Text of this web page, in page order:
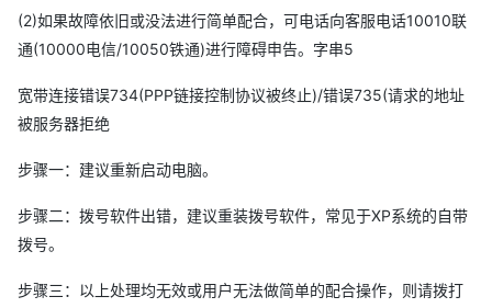
(2)如果故障依旧或没法进行简单配合，可电话向客服电话10010联
通(10000电信/10050铁通)进行障碍申告。字串5
宽带连接错误734(PPP链接控制协议被终止)/错误735(请求的地址
被服务器拒绝
步骤一：建议重新启动电脑。
步骤二：拨号软件出错，建议重装拨号软件，常见于XP系统的自带
拨号。
步骤三：以上处理均无效或用户无法做简单的配合操作，则请拨打